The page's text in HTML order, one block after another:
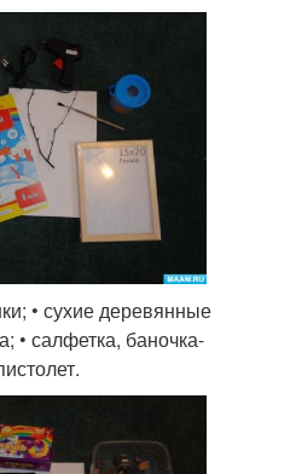
• сухие деревянные
• салфетка, баночка-